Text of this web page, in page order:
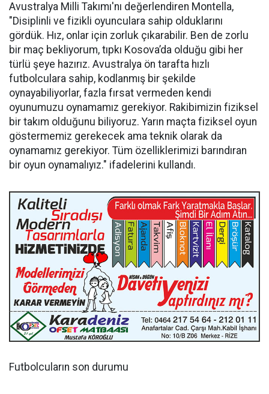
Avustralya Milli Takımı'nı değerlendiren Montella,
"Disiplinli ve fizikli oyunculara sahip olduklarını
gördük. Hız, onlar için zorluk çıkarabilir. Ben de zorlu
bir maç bekliyorum, tıpkı Kosova’da olduğu gibi her
türlü şeye hazırız. Avustralya ön tarafta hızlı
futbolculara sahip, kodlanmış bir şekilde
oynayabiliyorlar, fazla fırsat vermeden kendi
oyunumuzu oynamamız gerekiyor. Rakibimizin fiziksel
bir takım olduğunu biliyoruz. Yarın maçta fiziksel oyun
göstermemiz gerekecek ama teknik olarak da
oynamamız gerekiyor. Tüm özelliklerimizi barındıran
bir oyun oynamalıyız." ifadelerini kullandı.
Futbolcuların son durumu